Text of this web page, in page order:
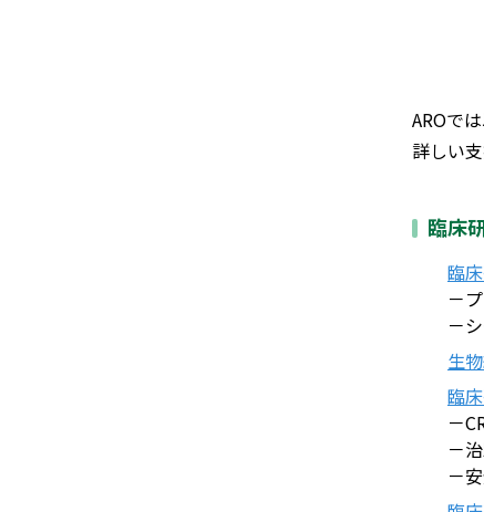
AROで
詳しい
臨床
臨
－
－
生
臨
－
－
－